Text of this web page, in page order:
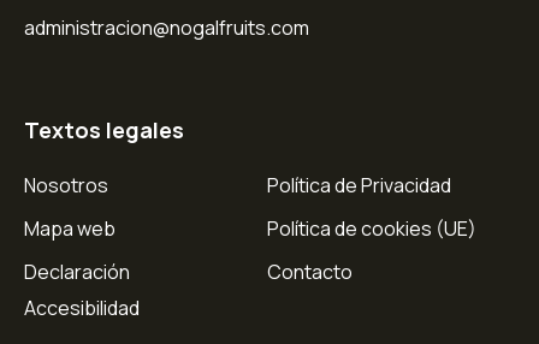
administracion@nogalfruits.com
Textos legales
Nosotros
Mapa web
Declaración
Accesibilidad
Política de Privacidad
Política de cookies (UE)
Contacto